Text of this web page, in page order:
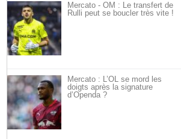
Mercato - OM : Le transfert de
Rulli peut se boucler très vite !
Mercato : L’OL se mord les
doigts après la signature
d’Openda ?